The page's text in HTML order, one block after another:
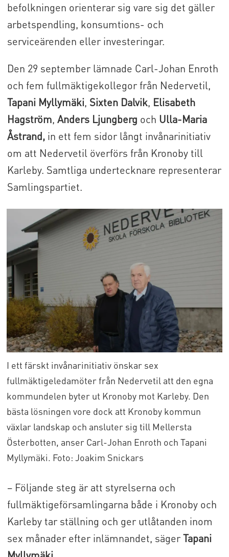
befolkningen orienterar sig vare sig det gäller
arbetspendling, konsumtions- och
serviceärenden eller investeringar.
Den 29 september lämnade Carl-Johan Enroth
och fem fullmäktigekollegor från Nedervetil,
Tapani Myllymäki, Sixten Dalvik, Elisabeth
Hagström, Anders Ljungberg och Ulla-Maria
Åstrand,in ett fem sidor långt invånarinitiativ
om att Nedervetil överförs från Kronoby till
Karleby. Samtliga undertecknare representerar
Samlingspartiet.
I ett färskt invånarinitiativ önskar sex
fullmäktigeledamöter från Nedervetil att den egna
kommundelen byter ut Kronoby mot Karleby. Den
bästa lösningen vore dock att Kronoby kommun
växlar landskap och ansluter sig till Mellersta
Österbotten, anser Carl-Johan Enroth och Tapani
Myllymäki. Foto: Joakim Snickars
– Följande steg är att styrelserna och
fullmäktigeförsamlingarna både i Kronoby och
Karleby tar ställning och ger utlåtanden inom
sex månader efter inlämnandet, sägerTapani